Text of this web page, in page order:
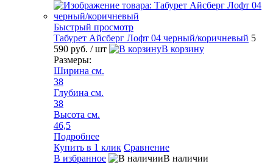
Быстрый просмотр
Табурет Айсберг Лофт 04 черный/коричневый 5
590 руб. / шт
В корзину
Размеры:
Ширина см.
38
Глубина см.
38
Высота см.
46,5
Подробнее
Купить в 1 клик Сравнение
В избранное
В наличии